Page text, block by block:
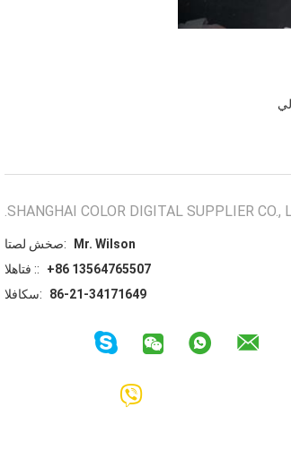
SHANGHAI COLOR DIGITAL SUPPLIER CO.,
اتصل شخص:
Mr. Wilson
الهاتف ::
+86 13564765507
الفاكس:
86-21-34171649